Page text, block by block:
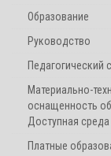
Образование
Руководство
Педагогический
Материально-
оснащенность
Доступная среда
Платные